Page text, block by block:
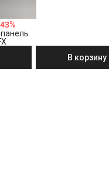
43%
В корзину